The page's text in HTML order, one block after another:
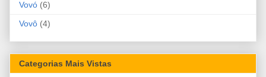
Vovó (6)
Vovô (4)
Categorias Mais Vistas